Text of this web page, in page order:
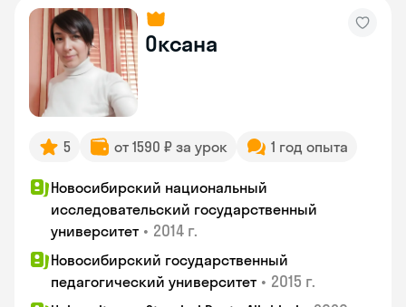
Оксана
5 от 1590 ₽ за урок 1 год опыта
Новосибирский национальный
исследовательский государственный
университет • 2014 г.
Новосибирский государственный
педагогический университет • 2015 г.